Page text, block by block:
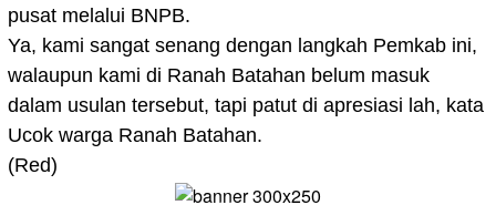
pusat melalui BNPB.
Ya, kami sangat senang dengan langkah Pemkab ini,
walaupun kami di Ranah Batahan belum masuk
dalam usulan tersebut, tapi patut di apresiasi lah, kata
Ucok warga Ranah Batahan.
(Red)